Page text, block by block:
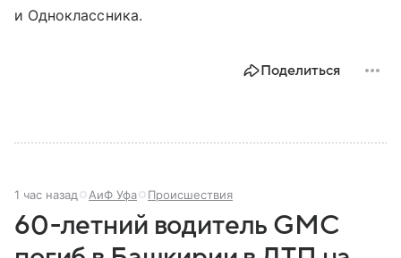
и Одноклассника.
Поделиться
1 час назад АиФ Уфа Происшествия
60-летний водитель GMC